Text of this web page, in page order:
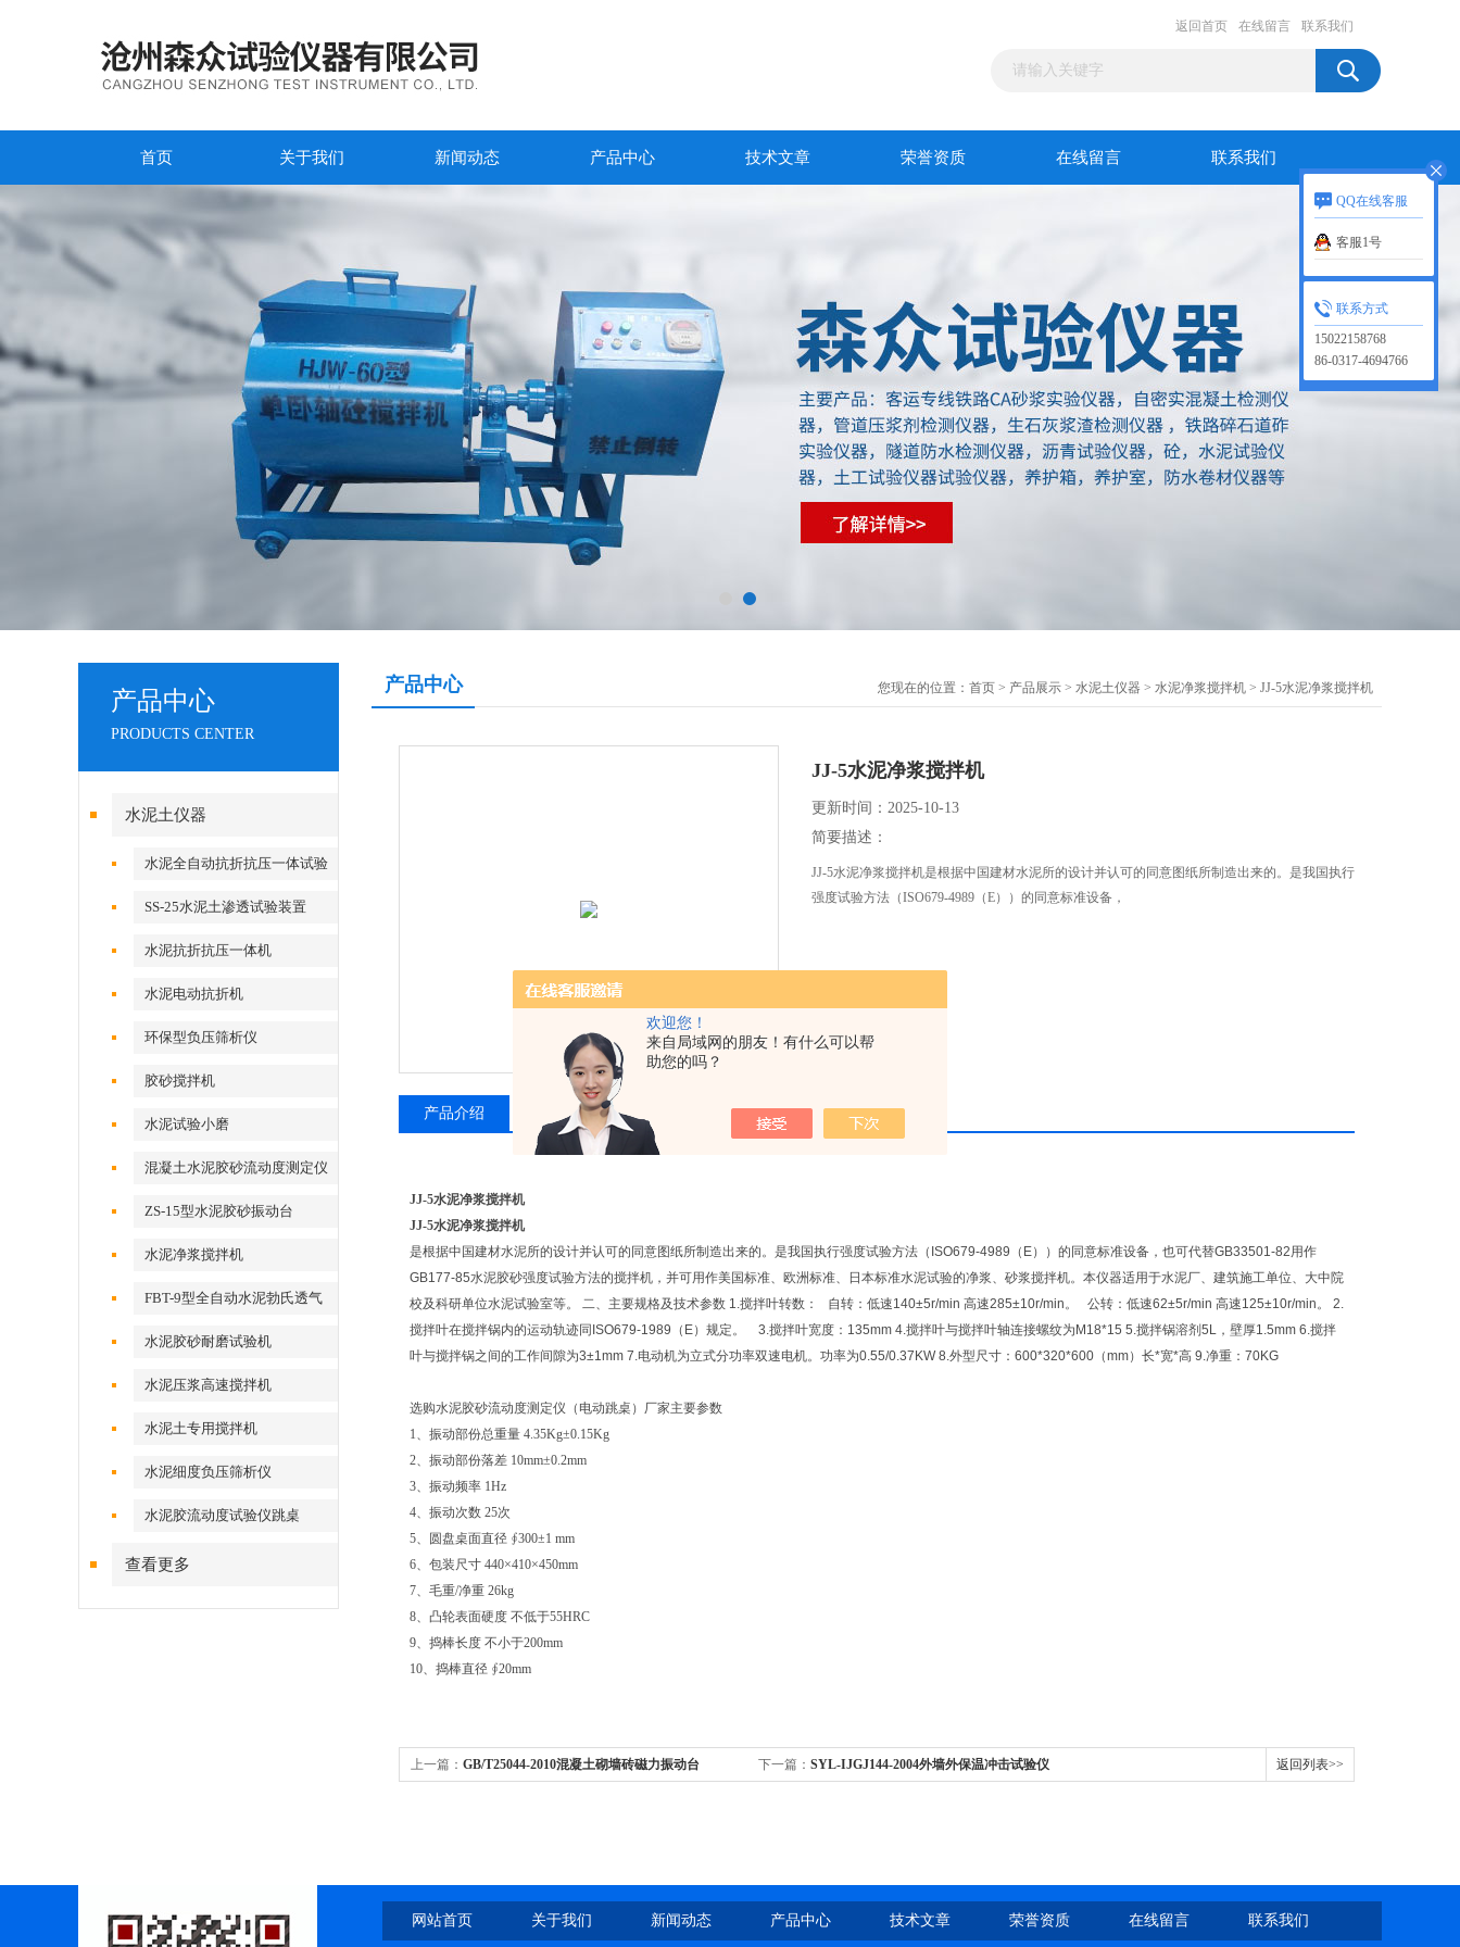
欢迎您！
来自局域网的朋友！有什么可以帮
助您的吗？
返回首页 在线留言 联系我们
首页 关于我们 新闻动态 产品中心 技术文章 荣誉资质 在线留言 联系我们
产品中心
PRODUCTS CENTER
水泥土仪器
水泥全自动抗折抗压一体试验
SS-25水泥土渗透试验装置
水泥抗折抗压一体机
水泥电动抗折机
环保型负压筛析仪
胶砂搅拌机
水泥试验小磨
混凝土水泥胶砂流动度测定仪
ZS-15型水泥胶砂振动台
水泥净浆搅拌机
FBT-9型全自动水泥勃氏透气
比表面积仪
水泥胶砂耐磨试验机
水泥压浆高速搅拌机
水泥土专用搅拌机
水泥细度负压筛析仪
水泥胶流动度试验仪跳桌
查看更多
产品中心 您现在的位置： 首页 > 产品展示 > 水泥土仪器 > 水泥净浆搅拌机 > JJ-5水泥净浆搅拌机
JJ-5水泥净浆搅拌机
更新时间：2025-10-13
简要描述：
JJ-5水泥净浆搅拌机是根据中国建材水泥所的设计并认可的同意图纸所制造出来的。是我国执行
强度试验方法（ISO679-4989（E））的同意标准设备，
产品介绍 相关产品
JJ-5水泥净浆搅拌机
JJ-5水泥净浆搅拌机
是根据中国建材水泥所的设计并认可的同意图纸所制造出来的。是我国执行强度试验方法（ISO679-4989（E））的同意标准设备，也可代替GB33501-82用作
GB177-85水泥胶砂强度试验方法的搅拌机，并可用作美国标准、欧洲标准、日本标准水泥试验的净浆、砂浆搅拌机。本仪器适用于水泥厂、建筑施工单位、大中院
校及科研单位水泥试验室等。 二、主要规格及技术参数 1.搅拌叶转数： 自转：低速140±5r/min 高速285±10r/min。 公转：低速62±5r/min 高速125±10r/min。 2.
搅拌叶在搅拌锅内的运动轨迹同ISO679-1989（E）规定。 3.搅拌叶宽度：135mm 4.搅拌叶与搅拌叶轴连接螺纹为M18*15 5.搅拌锅溶剂5L，壁厚1.5mm 6.搅拌
叶与搅拌锅之间的工作间隙为3±1mm 7.电动机为立式分功率双速电机。功率为0.55/0.37KW 8.外型尺寸：600*320*600（mm）长*宽*高 9.净重：70KG
选购水泥胶砂流动度测定仪（电动跳桌）厂家主要参数
1、振动部份总重量 4.35Kg±0.15Kg
2、振动部份落差 10mm±0.2mm
3、振动频率 1Hz
4、振动次数 25次
5、圆盘桌面直径 ∮300±1 mm
6、包装尺寸 440×410×450mm
7、毛重/净重 26kg
8、凸轮表面硬度 不低于55HRC
9、捣棒长度 不小于200mm
10、捣棒直径 ∮20mm
上一篇： GB/T25044-2010混凝土砌墙砖磁力振动台 下一篇： SYL-IJGJ144-2004外墙外保温冲击试验仪 返回列表>>
网站首页 关于我们 新闻动态 产品中心 技术文章 荣誉资质 在线留言 联系我们
QQ在线客服
客服1号
联系方式
15022158768
86-0317-4694766